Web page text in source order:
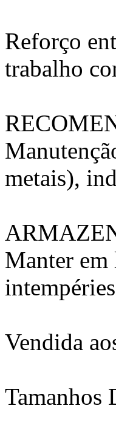
Reforço
trabalho
metais),
Manter em
Vendida
Tamanhos